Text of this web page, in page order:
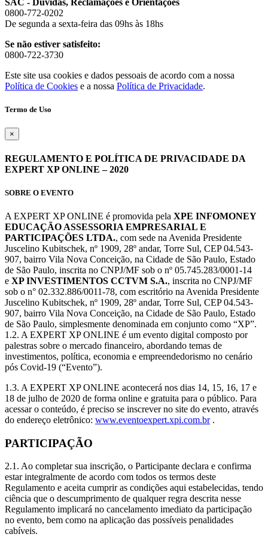
SAC - Dúvidas, Reclamações e Orientações
0800-772-0202
De segunda a sexta-feira das 09hs às 18hs
Se não estiver satisfeito:
0800-722-3730
Este site usa cookies e dados pessoais de acordo com a nossa
Política de Cookies e a nossa Política de Privacidade.
Termo de Uso
×
REGULAMENTO E POLÍTICA DE PRIVACIDADE DA
EXPERT XP ONLINE – 2020
SOBRE O EVENTO
A EXPERT XP ONLINE é promovida pela XPE INFOMONEY
EDUCAÇÃO ASSESSORIA EMPRESARIAL E
PARTICIPAÇÕES LTDA., com sede na Avenida Presidente
Juscelino Kubitschek, nº 1909, 28º andar, Torre Sul, CEP 04.543-
907, bairro Vila Nova Conceição, na Cidade de São Paulo, Estado
de São Paulo, inscrita no CNPJ/MF sob o nº 05.745.283/0001-14
e XP INVESTIMENTOS CCTVM S.A., inscrita no CNPJ/MF
sob o n° 02.332.886/0011-78, com escritório na Avenida Presidente
Juscelino Kubitschek, nº 1909, 28º andar, Torre Sul, CEP 04.543-
907, bairro Vila Nova Conceição, na Cidade de São Paulo, Estado
de São Paulo, simplesmente denominada em conjunto como “XP”.
1.2. A EXPERT XP ONLINE é um evento digital composto por
palestras sobre o mercado financeiro, abordando temas de
investimentos, política, economia e empreendedorismo no cenário
pós Covid-19 (“Evento”).
1.3. A EXPERT XP ONLINE acontecerá nos dias 14, 15, 16, 17 e
18 de julho de 2020 de forma online e gratuita para o público. Para
acessar o conteúdo, é preciso se inscrever no site do evento, através
do endereço eletrônico: www.eventoexpert.xpi.com.br.
PARTICIPAÇÃO
2.1. Ao completar sua inscrição, o Participante declara e confirma
estar integralmente de acordo com todos os termos deste
Regulamento e aceita cumprir as condições aqui estabelecidas, tendo
ciência que o descumprimento de qualquer regra descrita nesse
Regulamento implicará no cancelamento imediato da participação
no evento, bem como na aplicação das possíveis penalidades
cabíveis.